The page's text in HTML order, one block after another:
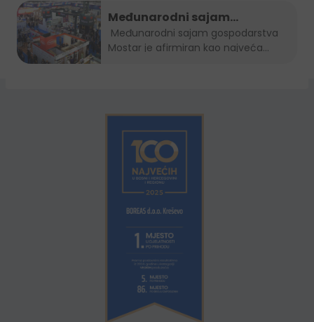
Međunarodni sajam
gospodarstva Mostar 2022.
Mostar je afirmiran kao najveća...